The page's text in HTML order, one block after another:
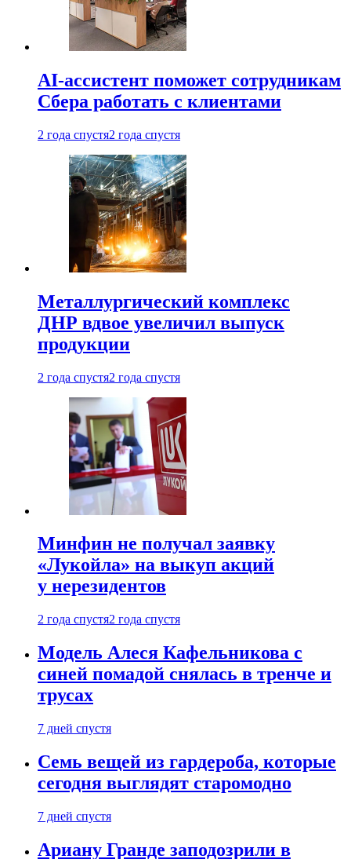
AI-ассистент поможет сотрудникам
Сбера работать с клиентами
2 года спустя2 года спустя
Металлургический комплекс
ДНР вдвое увеличил выпуск
продукции
2 года спустя2 года спустя
Минфин не получал заявку
«Лукойла» на выкуп акций
у нерезидентов
2 года спустя2 года спустя
Модель Алеся Кафельникова с
синей помадой снялась в тренче и
трусах
7 дней спустя
Семь вещей из гардероба, которые
сегодня выглядят старомодно
7 дней спустя
Ариану Гранде заподозрили в